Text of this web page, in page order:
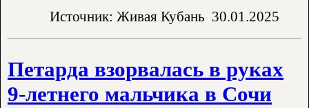
Источник: Живая Кубань 30.01.2025
Петарда взорвалась в руках
9-летнего мальчика в Сочи